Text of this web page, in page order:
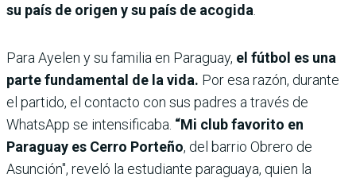
su país de origen y su país de acogida
Para Ayelen y su familia en Paraguay, el fútbol es una
parte fundamental de la vida. Por esa razón, durante
el partido, el contacto con sus padres a través de
WhatsApp se intensificaba. “Mi club favorito en
Paraguay es Cerro Porteño, del barrio Obrero de
Asunción", reveló la estudiante paraguaya, quien la